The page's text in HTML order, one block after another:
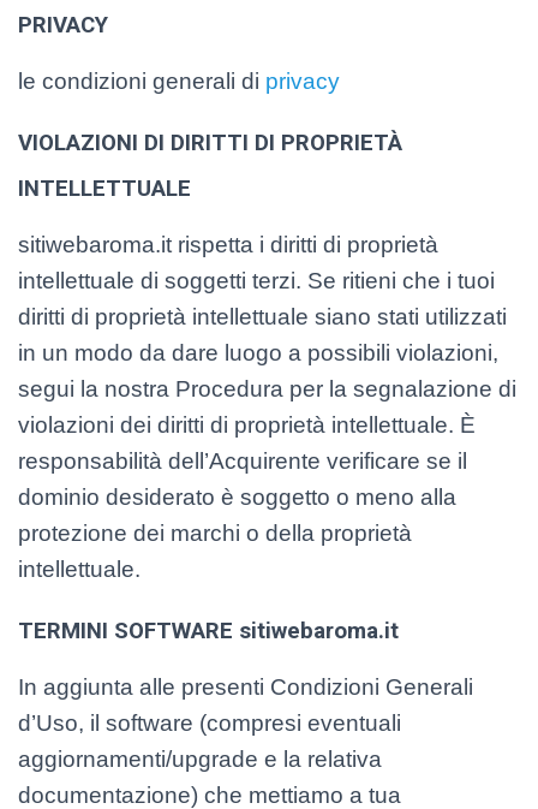
PRIVACY
le condizioni generali di privacy
VIOLAZIONI DI DIRITTI DI PROPRIETÀ
INTELLETTUALE
sitiwebaroma.it rispetta i diritti di proprietà
intellettuale di soggetti terzi. Se ritieni che i tuoi
diritti di proprietà intellettuale siano stati utilizzati
in un modo da dare luogo a possibili violazioni,
segui la nostra Procedura per la segnalazione di
violazioni dei diritti di proprietà intellettuale. È
responsabilità dell’Acquirente verificare se il
dominio desiderato è soggetto o meno alla
protezione dei marchi o della proprietà
intellettuale.
TERMINI SOFTWARE sitiwebaroma.it
In aggiunta alle presenti Condizioni Generali
d’Uso, il software (compresi eventuali
aggiornamenti/upgrade e la relativa
documentazione) che mettiamo a tua